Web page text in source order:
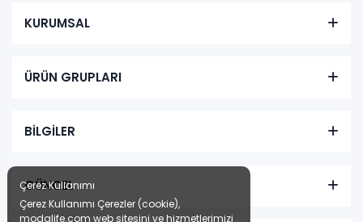
farksız
Kazancınız: 465,10₺
₺4.651,00
KURUMSAL
ÜRÜN GRUPLARI
BİLGİLER
GÜNCEL
Çerez Kullanımı
Çerez Kullanımı Çerezler (cookie),
modalife.com web sitesini ve hizmetlerimizi